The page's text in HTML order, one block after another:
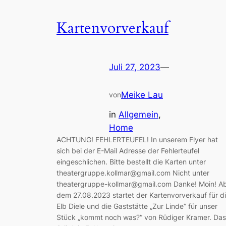
Kartenvorverkauf
Juli 27, 2023—
vonMeike Lau
in Allgemein
Home
ACHTUNG! FEHLERTEUFEL! In unserem Flyer hat
sich bei der E-Mail Adresse der Fehlerteufel
eingeschlichen. Bitte bestellt die Karten unter
theatergruppe.kollmar@gmail.com Nicht unter
theatergruppe-kollmar@gmail.com Danke! Moin!
dem 27.08.2023 startet der Kartenvorverkauf für
Elb Diele und die Gaststätte „Zur Linde“ für unser
Stück „kommt noch was?“ von Rüdiger Kramer. Das